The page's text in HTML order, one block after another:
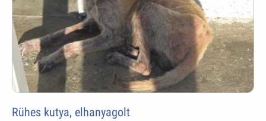
Rühes kutya, elhanyagolt